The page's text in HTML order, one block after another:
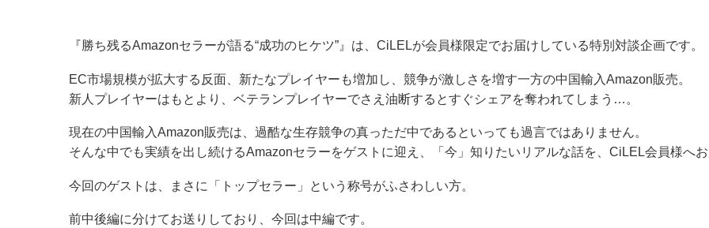
『勝ち残るAmazonセラーが語る“成功のヒケツ”』は、CiLELが会員様限定でお届けしている特別対談企画です。
EC市場規模が拡大する反面、新たなプレイヤーも増加し、競争が激しさを増す一方の中国輸入Amazon販売。
新人プレイヤーはもとより、ベテランプレイヤーでさえ油断するとすぐシェアを奪われてしまう…。
現在の中国輸入Amazon販売は、過酷な生存競争の真っただ中であるといっても過言ではありません。
そんな中でも実績を出し続けるAmazonセラーをゲストに迎え、「今」知りたいリアルな話を、CiLEL会員様へお
今回のゲストは、まさに「トップセラー」という称号がふさわしい方。
前中後編に分けてお送りしており、今回は中編です。